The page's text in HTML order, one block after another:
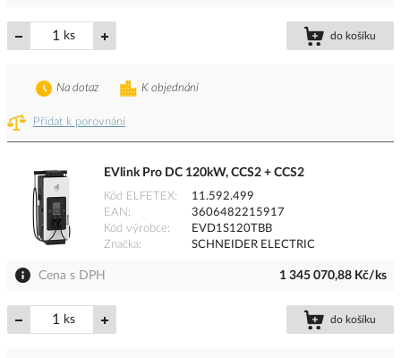
ks do košíku
Přidat k porovnání
K objednání
Na dotaz
EVlink Pro DC 120kW, CCS2 + CCS2
Kód ELFETEX
11.592.499
EAN
3606482215917
Kód výrobce
EVD1S120TBB
Značka
SCHNEIDER ELECTRIC
Cena s DPH 1 345 070,88 Kč/ks
ks do košíku